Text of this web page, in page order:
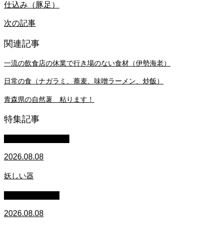
仕込み（豚足）
次の記事
関連記事
一流の飲食店の休業で行き場のない食材（伊勢海老）
日常の食（ナガラミ、蕎麦、味噌ラーメン、炒飯）
青森県の自然薯 粘ります！
特集記事
2026.08.08
妖しい器
2026.08.08